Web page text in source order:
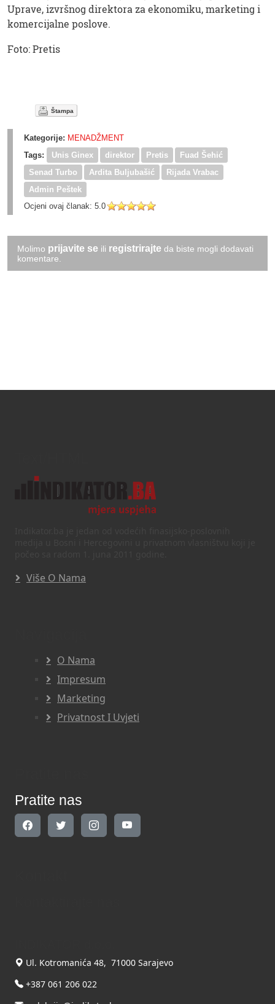
Uprave, izvršnog direktora za ekonomiku, marketing i
komercijalne poslove.
Foto: Pretis
Štampa
Kategorije: MENADŽMENT
Tags:
Unis Ginex direktor Pretis
Fuad Šehić
Senad Turbo
Ardita Buljubašić
Rijada Vrabac
Admin Peštek
Ocjeni ovaj članak: 5.0
Molimo prijavite se ili registrirajte da biste mogli dodavati
komentare.
Više O Nama
O Nama
Impresum
Marketing
Privatnost I Uvjeti
Pratite nas
Ul. Kotromanića 48, 71000 Sarajevo
+387 061 206 022